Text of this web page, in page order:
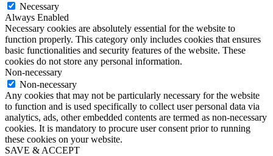
Necessary
Always Enabled
Necessary cookies are absolutely essential for the website to
function properly. This category only includes cookies that ensures
basic functionalities and security features of the website. These
cookies do not store any personal information.
Non-necessary
Non-necessary
Any cookies that may not be particularly necessary for the website
to function and is used specifically to collect user personal data via
analytics, ads, other embedded contents are termed as non-necessary
cookies. It is mandatory to procure user consent prior to running
these cookies on your website.
SAVE & ACCEPT